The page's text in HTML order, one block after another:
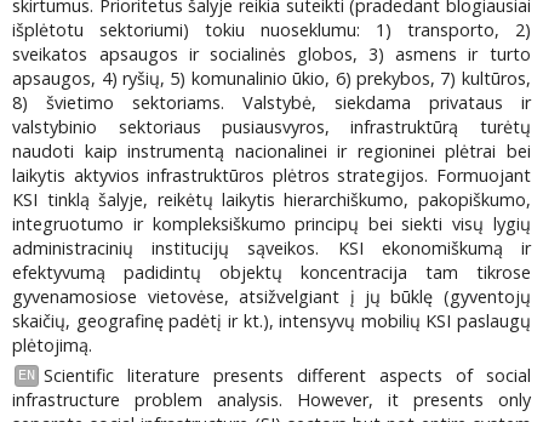
skirtumus. Prioritetus šalyje reikia suteikti (pradedant blogiausiai
išplėtotu sektoriumi) tokiu nuoseklumu: 1) transporto, 2)
sveikatos apsaugos ir socialinės globos, 3) asmens ir turto
apsaugos, 4) ryšių, 5) komunalinio ūkio, 6) prekybos, 7) kultūros,
8) švietimo sektoriams. Valstybė, siekdama privataus ir
valstybinio sektoriaus pusiausvyros, infrastruktūrą turėtų
naudoti kaip instrumentą nacionalinei ir regioninei plėtrai bei
laikytis aktyvios infrastruktūros plėtros strategijos. Formuojant
KSI tinklą šalyje, reikėtų laikytis hierarchiškumo, pakopiškumo,
integruotumo ir kompleksiškumo principų bei siekti visų lygių
administracinių institucijų sąveikos. KSI ekonomiškumą ir
efektyvumą padidintų objektų koncentracija tam tikrose
gyvenamosiose vietovėse, atsižvelgiant į jų būklę (gyventojų
skaičių, geografinę padėtį ir kt.), intensyvų mobilių KSI paslaugų
plėtojimą.
EN
Scientific literature presents different aspects of social
infrastructure problem analysis. However, it presents only